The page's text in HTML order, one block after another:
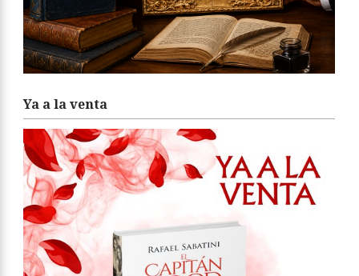
Ya a la venta